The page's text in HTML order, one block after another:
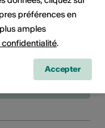
/ distributeur:
préférences en
amples
confidentialité.
Accepter